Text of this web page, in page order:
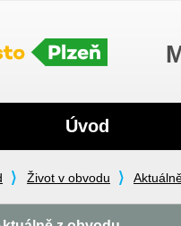
Život v obvodu
Úvod